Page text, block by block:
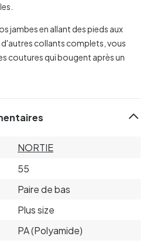
jambes en allant des pieds aux
collants complets, vous
coutures qui bougent après un
NORTIE
55
Paire de bas
Plus size
PA (Polyamide)